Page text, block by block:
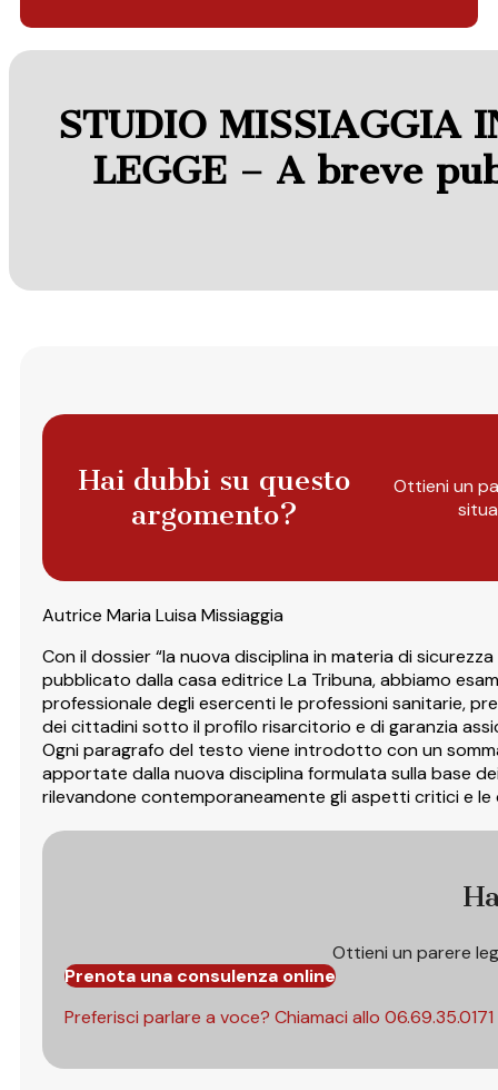
STUDIO MISSIAGGIA
LEGGE – A breve
Hai dubbi su questo
argomento?
Ottieni un
Autrice Maria Luisa Missiaggia
Con il dossier “la nuova disciplina in materia di
pubblicato dalla casa editrice La Tribuna, abbiamo
professionale degli esercenti le professioni sanitarie,
dei cittadini sotto il profilo risarcitorio e di garanzia
Ogni paragrafo del testo viene introdotto con un
apportate dalla nuova disciplina formulata sulla base
rilevandone contemporaneamente gli aspetti critici e
Ottieni un parere
Prenota una consulenza online
Preferisci parlare a voce? Chiamaci allo 06.69.35.0171